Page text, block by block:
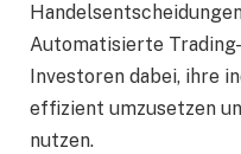
Automatisierte
Investoren dabei, ihre
effizient umzusetzen
nutzen.